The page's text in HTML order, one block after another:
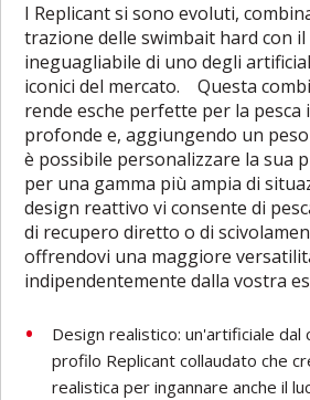
I Replicant si sono evoluti,
trazione delle swimbait hard con
ineguagliabile di uno degli
iconici del mercato. Questa
rende esche perfette per la pesca
profonde e, aggiungendo un
è possibile personalizzare la sua
per una gamma più ampia di
design reattivo vi consente di
di recupero diretto o di
offrendovi una maggiore
indipendentemente dalla vostra
Design realistico: un'artificiale dal
profilo Replicant collaudato che
realistica per ingannare anche il